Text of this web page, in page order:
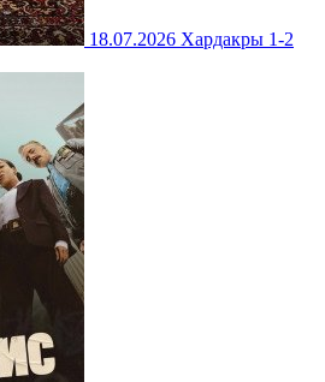
18.07.2026 Хардакры 1-2